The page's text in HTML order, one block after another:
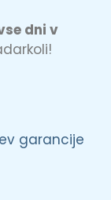
dni v
garancije